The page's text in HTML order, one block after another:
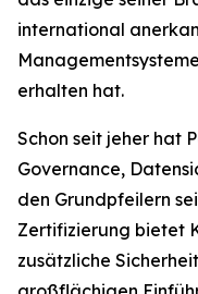
international
erhalten hat.
Schon seit jeher hat
Governance,
den Grundpfeilern
Zertifizierung bietet
zusätzliche